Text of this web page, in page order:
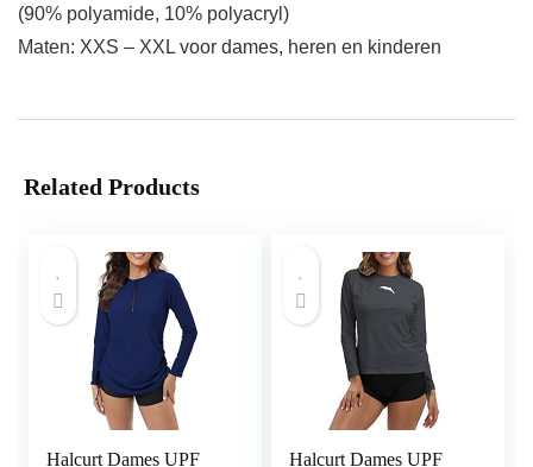
(90% polyamide, 10% polyacryl)
Maten: XXS – XXL voor dames, heren en kinderen
Related Products
Halcurt Dames UPF
Halcurt Dames UPF